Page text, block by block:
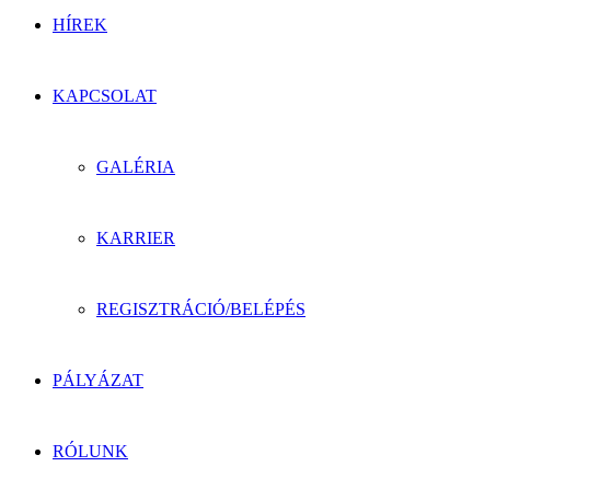
HÍREK
KAPCSOLAT
GALÉRIA
KARRIER
REGISZTRÁCIÓ/BELÉPÉS
PÁLYÁZAT
RÓLUNK